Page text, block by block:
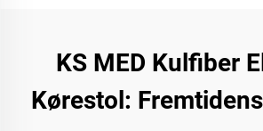
KS MED Kulfiber
Kørestol: